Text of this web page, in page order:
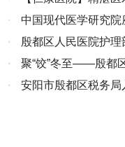
·
中国现代医学研究院
·
殷都区人民医院护
报会
·
聚“饺”冬至——殷都
活动
· 安阳市殷都区税务局